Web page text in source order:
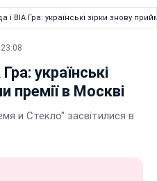
і ВІА Гра: українські зірки знову
українські
премії в Москві
и Стекло" засвітилися в